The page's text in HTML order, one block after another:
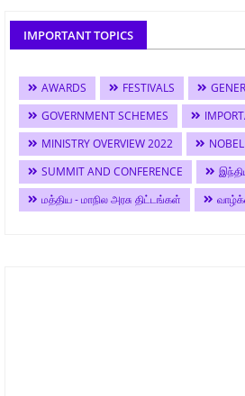
IMPORTANT TOPICS
AWARDS FESTIVALS
GOVERNMENT SCHEMES
MINISTRY OVERVIEW 2022
SUMMIT AND CONFERENCE
மத்திய - மாநில அரசு திட்டங்கள்